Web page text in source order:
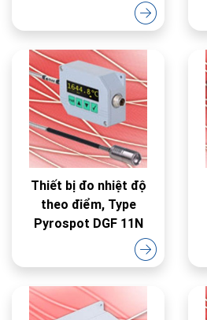
Thiết bị đo nhiệt độ
theo điểm, Type
Pyrospot DGF 11N